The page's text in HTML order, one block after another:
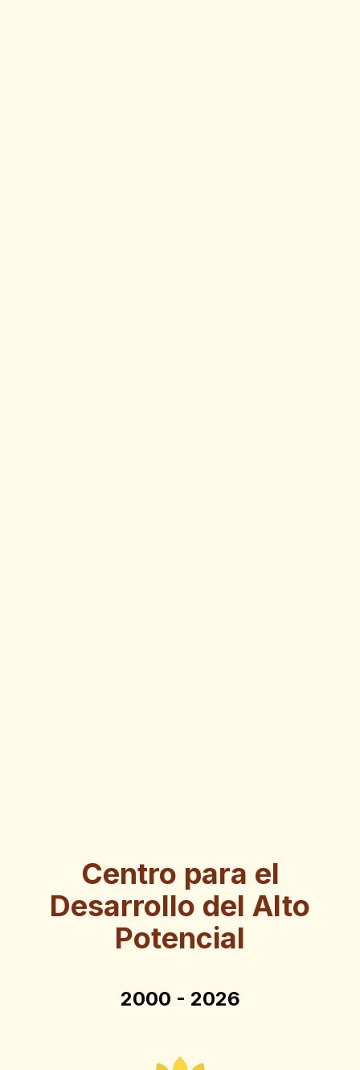
Centro para el
Desarrollo del Alto
Potencial
2000 - 2026